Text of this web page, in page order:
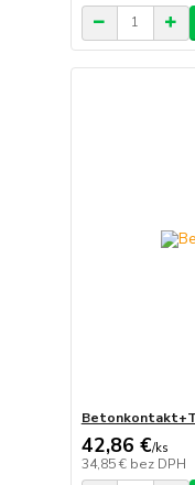
42,86 €/ks
34,85 € bez DPH